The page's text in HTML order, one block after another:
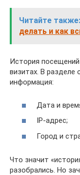
Читайте также:
делать и как
История
визитах. В
информация:
Дата и
IP-адрес;
Город и
Что значит
разобрались. Но